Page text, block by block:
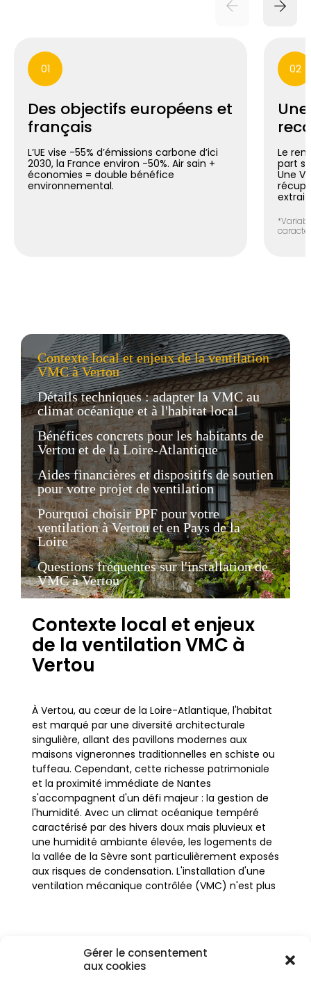
Gérer le consentement
aux cookies
01
Des objectifs européens et
français
L’UE vise -55% d’émissions carbone d’ici
2030, la France environ -50%. Air sain +
économies = double bénéfice
environnemental.
02
Le
part
Une
Contexte local et enjeux de la ventilation
VMC à Vertou
Détails techniques : adapter la VMC au
climat océanique et à l'habitat local
Bénéfices concrets pour les habitants de
Vertou et de la Loire-Atlantique
Aides financières et dispositifs de soutien
pour votre projet de ventilation
Pourquoi choisir PPF pour votre
ventilation à Vertou et en Pays de la
Loire
Questions fréquentes sur l'installation de
VMC à Vertou
Contexte local et enjeux
de la ventilation VMC à
Vertou
À Vertou, au cœur de la Loire-Atlantique, l'habitat
est marqué par une diversité architecturale
singulière, allant des pavillons modernes aux
maisons vigneronnes traditionnelles en schiste ou
tuffeau. Cependant, cette richesse patrimoniale
et la proximité immédiate de Nantes
s'accompagnent d'un défi majeur : la gestion de
l'humidité. Avec un climat océanique tempéré
caractérisé par des hivers doux mais pluvieux et
une humidité ambiante élevée, les logements de
la vallée de la Sèvre sont particulièrement exposés
aux risques de condensation. L'installation d'une
ventilation mécanique contrôlée (VMC) n'est plus
Que vous résidiez dans le Centre-bourg historique,